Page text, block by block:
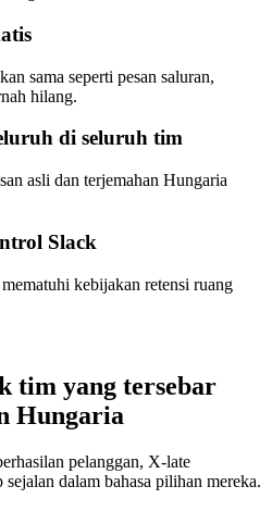
sama seperti pesan saluran,
hilang.
di seluruh tim
asli dan terjemahan Hungaria
Slack
kebijakan retensi ruang
tim yang tersebar
Hungaria
pelanggan, X-late
dalam bahasa pilihan mereka.